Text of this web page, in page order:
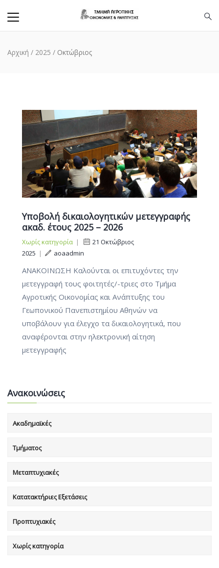
Αρχική / 2025 / Οκτώβριος
Υποβολή δικαιολογητικών μετεγγραφής
ακαδ. έτους 2025 – 2026
Χωρίς κατηγορία |
21 Οκτώβριος
2025 | aoaadmin
ΑΝΑΚΟΙΝΩΣΗ Καλούνται οι επιτυχόντες την
μετεγγραφή τους φοιτητές/-τριες στο Τμήμα
Αγροτικής Οικονομίας και Ανάπτυξης του
Γεωπονικού Πανεπιστημίου Αθηνών να
υποβάλουν για έλεγχο τα δικαιολογητικά, που
αναφέρονται στην ηλεκτρονική αίτηση
μετεγγραφής
Ανακοινώσεις
Ακαδημαϊκές
Τμήματος
Μεταπτυχιακές
Κατατακτήριες Εξετάσεις
Προπτυχιακές
Χωρίς κατηγορία